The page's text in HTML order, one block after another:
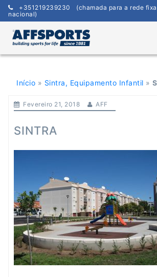
Skip
content
+351219239230 (chamada para a rede fixa
nacional)
Início » Sintra, Equipamento Infantil »
Fevereiro 21, 2018 AFF
SINTRA